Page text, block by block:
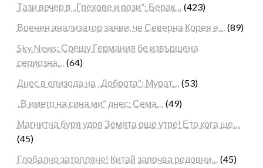
Тази вечер в „Грехове и рози“: Берак… (423)
Военен анализатор заяви, че Северна Корея е… (89)
Sky News: Срещу Германия бе извършена
сериозна… (64)
Днес в епизода на „Доброта“: Мурат… (53)
„В името на сина ми“ днес: Сема… (49)
Магнитна буря удря Земята още утре! Ето кога ще…
(45)
Глобално затопляне! Китай започва редовни… (45)